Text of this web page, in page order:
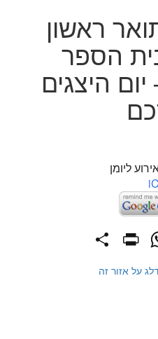
ראשון
הספר
היצגים
ליומן
WhatsApp
על אזור זה